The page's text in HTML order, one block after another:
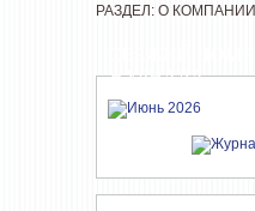
ЖУРНАЛА
РАЗДЕЛ: О КОМПАНИИ